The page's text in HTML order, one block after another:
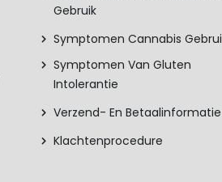
Gebruik
Symptomen Cannabis
Symptomen Van Gluten
Intolerantie
Verzend- En Betaalinformatie
Klachtenprocedure